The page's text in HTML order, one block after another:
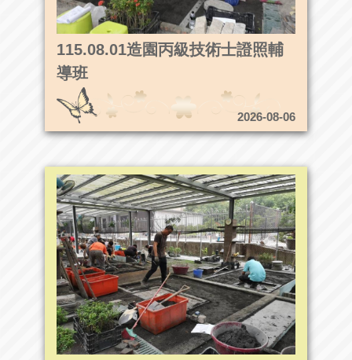
115.08.01造園丙級技術士證照輔
導班
2026-08-06